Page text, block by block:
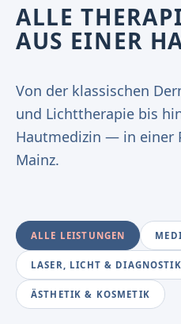
ALLE
AUS EINER
Von der klassischen
und Lichttherapie bis
Hautmedizin — in einer
Mainz.
ALLE LEISTUNGEN
LASER, LICHT & DIAGNOSTIK
ÄSTHETIK & KOSMETIK